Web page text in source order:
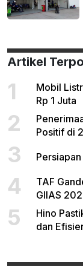
Artikel
1
Mobil
Rp 1 Juta
2
Positif di
3
4
TAF
GIIAS
5
Hino
dan